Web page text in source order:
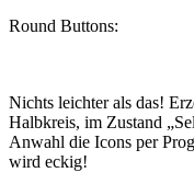
Round Buttons:
Nichts leichter als das!
Halbkreis, im Zustand
Anwahl die Icons per
wird eckig!